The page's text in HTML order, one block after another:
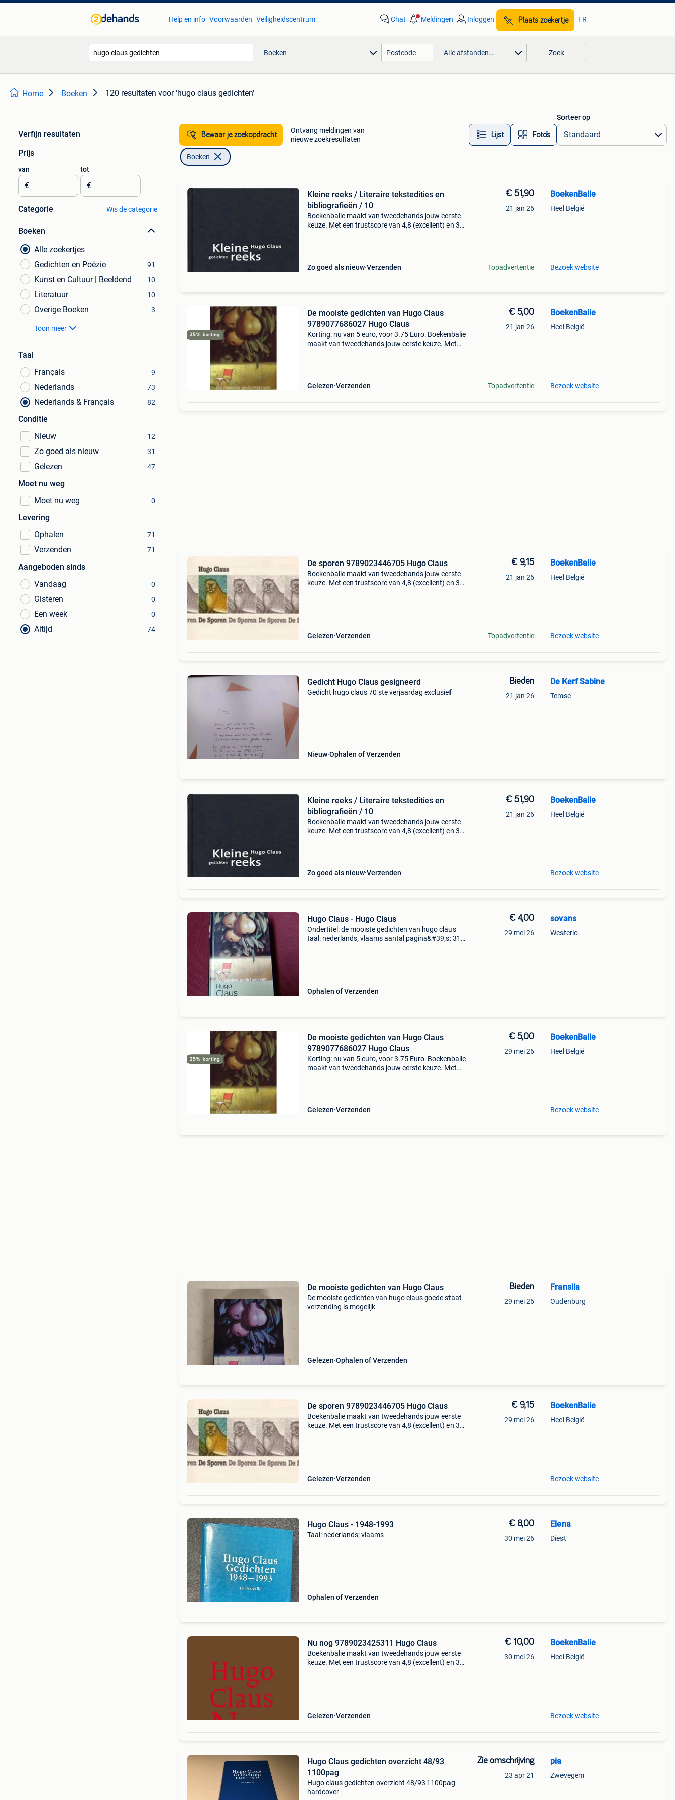
Help en info Voorwaarden Veiligheidscentrum Chat Meldingen Inloggen Plaats zoekertje FR
Boeken Alle afstanden… Zoek
Home Boeken 120 resultaten voor 'hugo claus gedichten'
Verfijn resultaten
Prijs
van
€
tot
€
Categorie Wis de categorie
Boeken
Alle zoekertjes
Gedichten en Poëzie
91
Kunst en Cultuur | Beeldend 10
Literatuur 10
Overige Boeken 3
Toon meer
Taal
Français
9
Nederlands 73
Nederlands & Français 82
Conditie
Nieuw
12
Zo goed als nieuw 31
Gelezen 47
Moet nu weg
Moet nu weg
0
Levering
Ophalen
71
Verzenden 71
Aangeboden sinds
Vandaag
0
Gisteren 0
Een week 0
Altijd 74
Bewaar je zoekopdracht
Ontvang meldingen van
nieuwe zoekresultaten
Lijst Foto’s
Sorteer op
Boeken
Kleine reeks / Literaire tekstedities en
bibliografieën / 10
Boekenbalie maakt van tweedehands jouw eerste
keuze. Met een trustscore van 4,8 (excellent) en 30
Zo goed als nieuw Verzenden
€ 51,90
21 jan 26
Topadvertentie
BoekenBalie
Heel België
Bezoek website
De mooiste gedichten van Hugo Claus
9789077686027 Hugo Claus
Korting: nu van 5 euro, voor 3.75 Euro. Boekenbalie
maakt van tweedehands jouw eerste keuze. Met
Gelezen Verzenden
€ 5,00
21 jan 26
Topadvertentie
BoekenBalie
Heel België
Bezoek website
De sporen 9789023446705 Hugo Claus
Boekenbalie maakt van tweedehands jouw eerste
keuze. Met een trustscore van 4,8 (excellent) en 30
Gelezen Verzenden
€ 9,15
21 jan 26
Topadvertentie
BoekenBalie
Heel België
Bezoek website
Gedicht Hugo Claus gesigneerd
Gedicht hugo claus 70 ste verjaardag exclusief
Nieuw Ophalen of Verzenden
Bieden
21 jan 26
De Kerf Sabine
Temse
Kleine reeks / Literaire tekstedities en
bibliografieën / 10
Boekenbalie maakt van tweedehands jouw eerste
keuze. Met een trustscore van 4,8 (excellent) en 30
Zo goed als nieuw Verzenden
€ 51,90
21 jan 26
BoekenBalie
Heel België
Bezoek website
Hugo Claus - Hugo Claus
Ondertitel: de mooiste gedichten van hugo claus
taal: nederlands; vlaams aantal pagina&#39;s: 312
Ophalen of Verzenden
€ 4,00
29 mei 26
sovans
Westerlo
De mooiste gedichten van Hugo Claus
9789077686027 Hugo Claus
Korting: nu van 5 euro, voor 3.75 Euro. Boekenbalie
maakt van tweedehands jouw eerste keuze. Met
Gelezen Verzenden
€ 5,00
29 mei 26
BoekenBalie
Heel België
Bezoek website
De mooiste gedichten van Hugo Claus
De mooiste gedichten van hugo claus goede staat
verzending is mogelijk
Gelezen Ophalen of Verzenden
Bieden
29 mei 26
Fransila
Oudenburg
De sporen 9789023446705 Hugo Claus
Boekenbalie maakt van tweedehands jouw eerste
keuze. Met een trustscore van 4,8 (excellent) en 30
Gelezen Verzenden
€ 9,15
29 mei 26
BoekenBalie
Heel België
Bezoek website
Hugo Claus - 1948-1993
Taal: nederlands; vlaams
Ophalen of Verzenden
€ 8,00
30 mei 26
Elena
Diest
Nu nog 9789023425311 Hugo Claus
Boekenbalie maakt van tweedehands jouw eerste
keuze. Met een trustscore van 4,8 (excellent) en 30
Gelezen Verzenden
€ 10,00
30 mei 26
BoekenBalie
Heel België
Bezoek website
Hugo Claus gedichten overzicht 48/93
1100pag
Hugo claus gedichten overzicht 48/93 1100pag
hardcover
Zie omschrijving
23 apr 21
pia
Zwevegem